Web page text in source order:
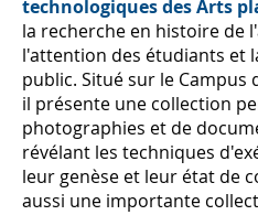
technologiques des Arts
la recherche en histoire de
l'attention des étudiants et
public. Situé sur le Campus
il présente une collection
photographies et de
révélant les techniques
leur genèse et leur état de
aussi une importante